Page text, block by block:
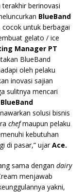
berinovasi
BlueBand
cocok untuk berbagai
gelato / ice
Manager PT
BlueBand
oleh pelaku
inovasi sajian
sulitnya mencari
BlueBand
solusi bisnis
chefmaupun pelaku
kebutuhan
di pasar,” ujarAce.
sama dengan dairy
menjawab
yakni,